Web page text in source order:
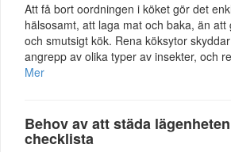
Att få bort oordningen i köket gör det
hälsosamt, att laga mat och baka, än
och smutsigt kök. Rena köksytor
angrepp av olika typer av insekter, och
Mer
Behov av att städa
checklista